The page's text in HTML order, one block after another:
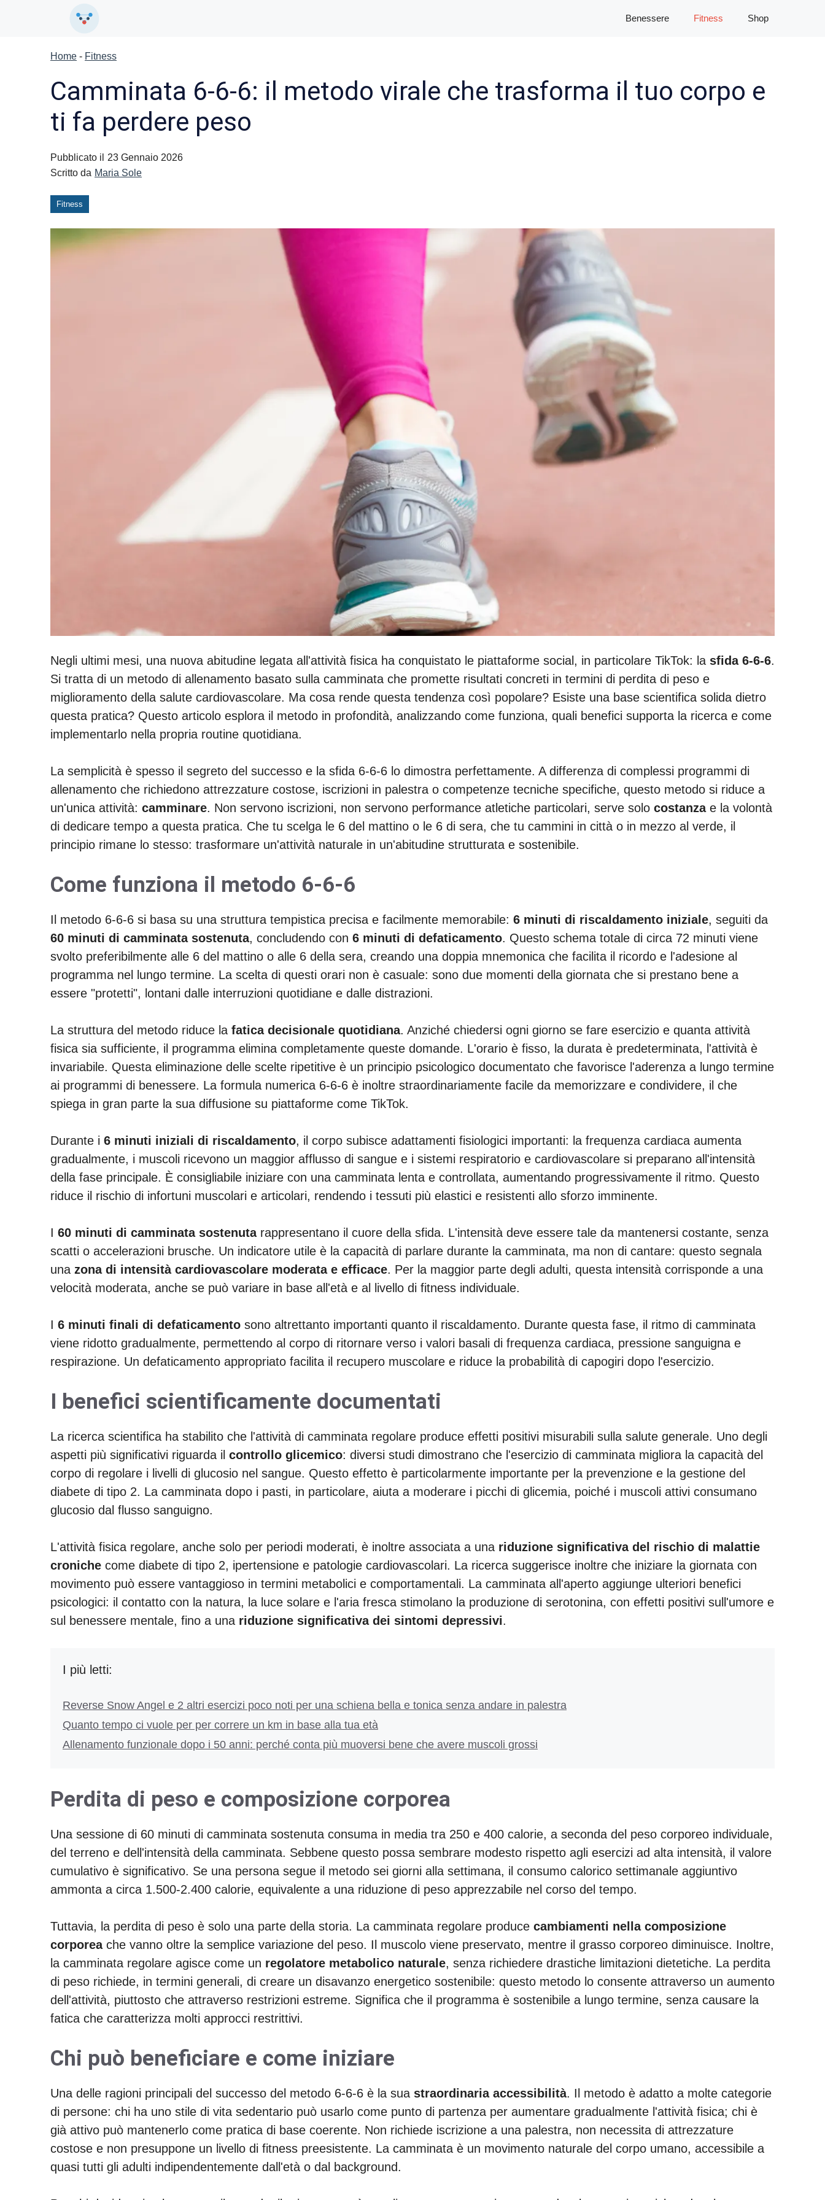
Benessere Fitness Shop
Home - Fitness
Camminata 6-6-6: il metodo virale che trasforma il tuo corpo e
ti fa perdere peso
Pubblicato il
23 Gennaio 2026
Scritto da Maria Sole
Fitness
Negli ultimi mesi, una nuova abitudine legata all'attività fisica ha conquistato le piattaforme social, in particolare TikTok: la sfida 6-6-6.
Si tratta di un metodo di allenamento basato sulla camminata che promette risultati concreti in termini di perdita di peso e
miglioramento della salute cardiovascolare. Ma cosa rende questa tendenza così popolare? Esiste una base scientifica solida dietro
questa pratica? Questo articolo esplora il metodo in profondità, analizzando come funziona, quali benefici supporta la ricerca e come
implementarlo nella propria routine quotidiana.
La semplicità è spesso il segreto del successo e la sfida 6-6-6 lo dimostra perfettamente. A differenza di complessi programmi di
allenamento che richiedono attrezzature costose, iscrizioni in palestra o competenze tecniche specifiche, questo metodo si riduce a
un'unica attività: camminare. Non servono iscrizioni, non servono performance atletiche particolari, serve solo costanzae la volontà
di dedicare tempo a questa pratica. Che tu scelga le 6 del mattino o le 6 di sera, che tu cammini in città o in mezzo al verde, il
principio rimane lo stesso: trasformare un'attività naturale in un'abitudine strutturata e sostenibile.
Come funziona il metodo 6-6-6
Il metodo 6-6-6 si basa su una struttura tempistica precisa e facilmente memorabile: 6 minuti di riscaldamento iniziale, seguiti da
60 minuti di camminata sostenuta, concludendo con 6 minuti di defaticamento. Questo schema totale di circa 72 minuti viene
svolto preferibilmente alle 6 del mattino o alle 6 della sera, creando una doppia mnemonica che facilita il ricordo e l'adesione al
programma nel lungo termine. La scelta di questi orari non è casuale: sono due momenti della giornata che si prestano bene a
essere "protetti", lontani dalle interruzioni quotidiane e dalle distrazioni.
La struttura del metodo riduce la fatica decisionale quotidiana. Anziché chiedersi ogni giorno se fare esercizio e quanta attività
fisica sia sufficiente, il programma elimina completamente queste domande. L'orario è fisso, la durata è predeterminata, l'attività è
invariabile. Questa eliminazione delle scelte ripetitive è un principio psicologico documentato che favorisce l'aderenza a lungo termine
ai programmi di benessere. La formula numerica 6-6-6 è inoltre straordinariamente facile da memorizzare e condividere, il che
spiega in gran parte la sua diffusione su piattaforme come TikTok.
Durante i 6 minuti iniziali di riscaldamento, il corpo subisce adattamenti fisiologici importanti: la frequenza cardiaca aumenta
gradualmente, i muscoli ricevono un maggior afflusso di sangue e i sistemi respiratorio e cardiovascolare si preparano all'intensità
della fase principale. È consigliabile iniziare con una camminata lenta e controllata, aumentando progressivamente il ritmo. Questo
riduce il rischio di infortuni muscolari e articolari, rendendo i tessuti più elastici e resistenti allo sforzo imminente.
I 60 minuti di camminata sostenutarappresentano il cuore della sfida. L'intensità deve essere tale da mantenersi costante, senza
scatti o accelerazioni brusche. Un indicatore utile è la capacità di parlare durante la camminata, ma non di cantare: questo segnala
una zona di intensità cardiovascolare moderata e efficace. Per la maggior parte degli adulti, questa intensità corrisponde a una
velocità moderata, anche se può variare in base all'età e al livello di fitness individuale.
I 6 minuti finali di defaticamento sono altrettanto importanti quanto il riscaldamento. Durante questa fase, il ritmo di camminata
viene ridotto gradualmente, permettendo al corpo di ritornare verso i valori basali di frequenza cardiaca, pressione sanguigna e
respirazione. Un defaticamento appropriato facilita il recupero muscolare e riduce la probabilità di capogiri dopo l'esercizio.
I benefici scientificamente documentati
La ricerca scientifica ha stabilito che l'attività di camminata regolare produce effetti positivi misurabili sulla salute generale. Uno degli
aspetti più significativi riguarda il controllo glicemico: diversi studi dimostrano che l'esercizio di camminata migliora la capacità del
corpo di regolare i livelli di glucosio nel sangue. Questo effetto è particolarmente importante per la prevenzione e la gestione del
diabete di tipo 2. La camminata dopo i pasti, in particolare, aiuta a moderare i picchi di glicemia, poiché i muscoli attivi consumano
glucosio dal flusso sanguigno.
L'attività fisica regolare, anche solo per periodi moderati, è inoltre associata a una riduzione significativa del rischio di malattie
croniche come diabete di tipo 2, ipertensione e patologie cardiovascolari. La ricerca suggerisce inoltre che iniziare la giornata con
movimento può essere vantaggioso in termini metabolici e comportamentali. La camminata all'aperto aggiunge ulteriori benefici
psicologici: il contatto con la natura, la luce solare e l'aria fresca stimolano la produzione di serotonina, con effetti positivi sull'umore e
sul benessere mentale, fino a una riduzione significativa dei sintomi depressivi.
I più letti:
Reverse Snow Angel e 2 altri esercizi poco noti per una schiena bella e tonica senza andare in palestra
Quanto tempo ci vuole per per correre un km in base alla tua età
Allenamento funzionale dopo i 50 anni: perché conta più muoversi bene che avere muscoli grossi
Perdita di peso e composizione corporea
Una sessione di 60 minuti di camminata sostenuta consuma in media tra 250 e 400 calorie, a seconda del peso corporeo individuale,
del terreno e dell'intensità della camminata. Sebbene questo possa sembrare modesto rispetto agli esercizi ad alta intensità, il valore
cumulativo è significativo. Se una persona segue il metodo sei giorni alla settimana, il consumo calorico settimanale aggiuntivo
ammonta a circa 1.500-2.400 calorie, equivalente a una riduzione di peso apprezzabile nel corso del tempo.
Tuttavia, la perdita di peso è solo una parte della storia. La camminata regolare produce cambiamenti nella composizione
corporeache vanno oltre la semplice variazione del peso. Il muscolo viene preservato, mentre il grasso corporeo diminuisce. Inoltre,
la camminata regolare agisce come un regolatore metabolico naturale, senza richiedere drastiche limitazioni dietetiche. La perdita
di peso richiede, in termini generali, di creare un disavanzo energetico sostenibile: questo metodo lo consente attraverso un aumento
dell'attività, piuttosto che attraverso restrizioni estreme. Significa che il programma è sostenibile a lungo termine, senza causare la
fatica che caratterizza molti approcci restrittivi.
Chi può beneficiare e come iniziare
Una delle ragioni principali del successo del metodo 6-6-6 è la sua straordinaria accessibilità. Il metodo è adatto a molte categorie
di persone: chi ha uno stile di vita sedentario può usarlo come punto di partenza per aumentare gradualmente l'attività fisica; chi è
già attivo può mantenerlo come pratica di base coerente. Non richiede iscrizione a una palestra, non necessita di attrezzature
costose e non presuppone un livello di fitness preesistente. La camminata è un movimento naturale del corpo umano, accessibile a
quasi tutti gli adulti indipendentemente dall'età o dal background.